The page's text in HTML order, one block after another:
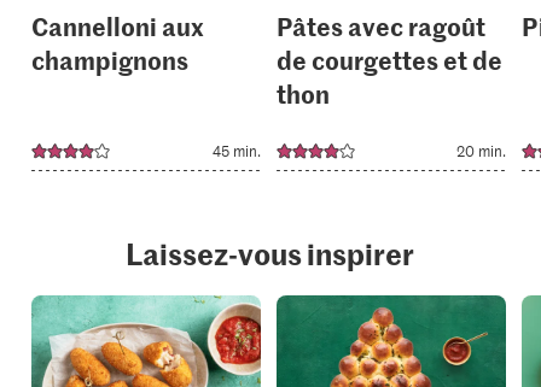
Cannelloni aux
champignons
45 min.
Pâtes avec ragoût
de courgettes et de
thon
20 min.
Laissez-vous inspirer